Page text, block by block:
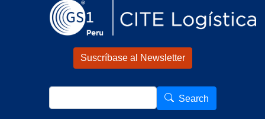
Suscríbase al Newsletter
Search